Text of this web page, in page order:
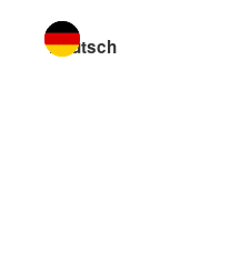
Sprache wechseln zu